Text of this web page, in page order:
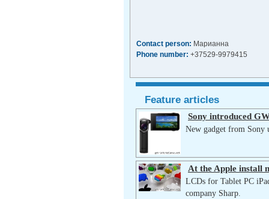
Contact person: Марианна
Phone number: +37529-9979415
Feature articles
Sony introduced
New gadget from Sony
At the Apple install
LCDs for Tablet PC
company Sharp.